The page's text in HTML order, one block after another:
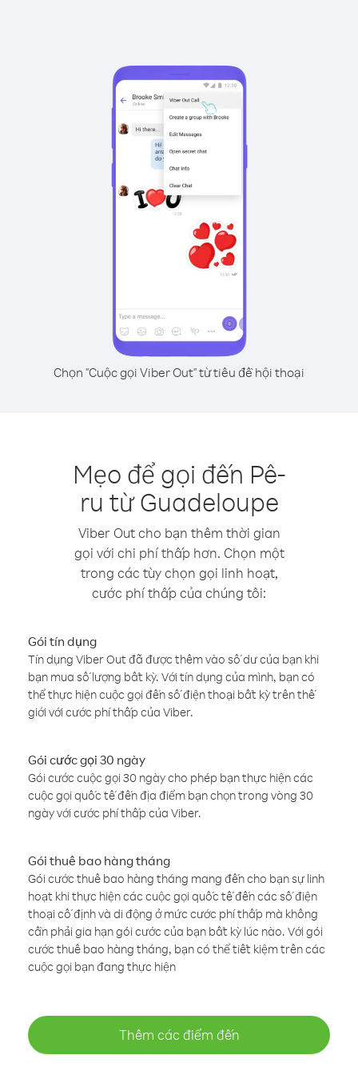
Chọn "Cuộc gọi Viber Out" từ tiêu đề hội thoại
Mẹo để gọi đến Pê-
ru từ Guadeloupe
Viber Out cho bạn thêm thời gian
gọi với chi phí thấp hơn. Chọn một
trong các tùy chọn gọi linh hoạt,
cước phí thấp của chúng tôi:
Gói tín dụng
Tín dụng Viber Out đã được thêm vào số dư của bạn khi
bạn mua số lượng bất kỳ. Với tín dụng của mình, bạn có
thể thực hiện cuộc gọi đến số điện thoại bất kỳ trên thế
giới với cước phí thấp của Viber.
Gói cước gọi 30 ngày
Gói cước cuộc gọi 30 ngày cho phép bạn thực hiện các
cuộc gọi quốc tế đến địa điểm bạn chọn trong vòng 30
ngày với cước phí thấp của Viber.
Gói thuê bao hàng tháng
Gói cước thuê bao hàng tháng mang đến cho bạn sự linh
hoạt khi thực hiện các cuộc gọi quốc tế đến các số điện
thoại cố định và di động ở mức cước phí thấp mà không
cần phải gia hạn gói cước của bạn bất kỳ lúc nào. Với gói
cước thuê bao hàng tháng, bạn có thể tiết kiệm trên các
cuộc gọi bạn đang thực hiện
Thêm các điểm đến